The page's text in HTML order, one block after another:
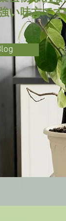
い味方で